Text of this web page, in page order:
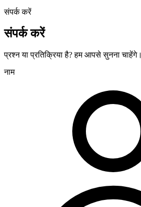
संपर्क करें
संपर्क करें
प्रश्न या प्रतिक्रिया है? हम आपसे सुनना चाहेंगे।
नाम